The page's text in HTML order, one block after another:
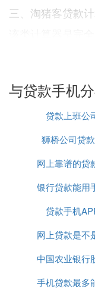
三、淘猪客贷款
该类计算器是完
实际完全一致，
银行住房贷款利
式时，每月的月
房贷利率计算器
2、短期贷款一
操作步骤：第1
金还是等额本息
贷款实际利率；
每一期的月供金
信息。
与贷款手机
贷款上班公
狮桥公司贷
网上靠谱的贷
银行贷款能用
贷款手机
网上贷款是不
不用还
中国农业银行
公司贷款
手机贷款最多